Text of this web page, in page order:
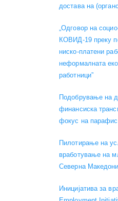
достава на
„Одговор на
КОВИД-19 преку
ниско-платени
неформалната
работници”
Подобрување на
финансиска
фокус на
Пилотирање на
вработување на
Северна
Иницијатива за